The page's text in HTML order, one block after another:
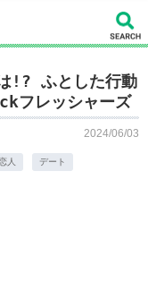
!? ふとした行動
フレッシャーズ
2024/06/03
人 デート